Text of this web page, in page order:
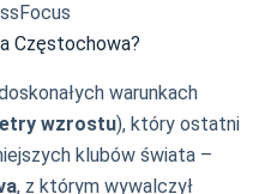
Częstochowa?
warunkach
wzrostu), który ostatni
klubów świata –
, z którym wywalczył